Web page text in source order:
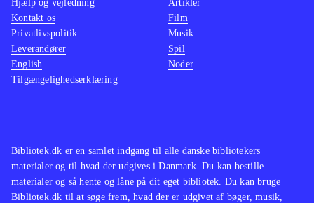
Bibliotek.dk er en samlet indgang til alle danske bibliotekers
materialer og til hvad der udgives i Danmark. Du kan bestille
materialer og så hente og låne på dit eget bibliotek. Du kan bruge
Bibliotek.dk til at søge frem, hvad der er udgivet af bøger, musik,
Hjælp og vejledning
Kontakt os
Privatlivspolitik
Leverandører
English
Tilgængelighedserklæring
Artikler
Film
Musik
Spil
Noder